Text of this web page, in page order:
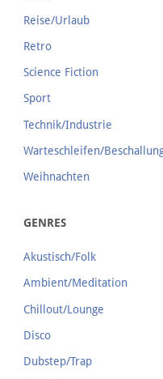
Reise/Urlaub
Retro
Science Fiction
Sport
Technik/Industrie
Warteschleifen/
Weihnachten
GENRES
Akustisch/Folk
Ambient/Meditation
Chillout/Lounge
Disco
Dubstep/Trap